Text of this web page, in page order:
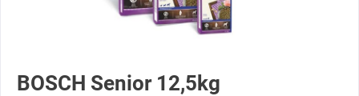
BOSCH Senior 12,5kg